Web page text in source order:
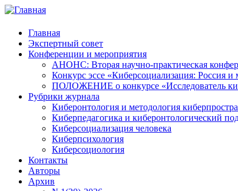
Главная
Экспертный совет
Конференции и мероприятия
АНОНС: Вторая научно-практическая
Конкурс эссе «Киберсоциализация: Россия
ПОЛОЖЕНИЕ о конкурсе «Исследователь
Рубрики журнала
Киберонтология и методология
Киберпедагогика и киберонтологический
Киберсоциализация человека
Киберпсихология
Киберсоциология
Контакты
Авторы
Архив